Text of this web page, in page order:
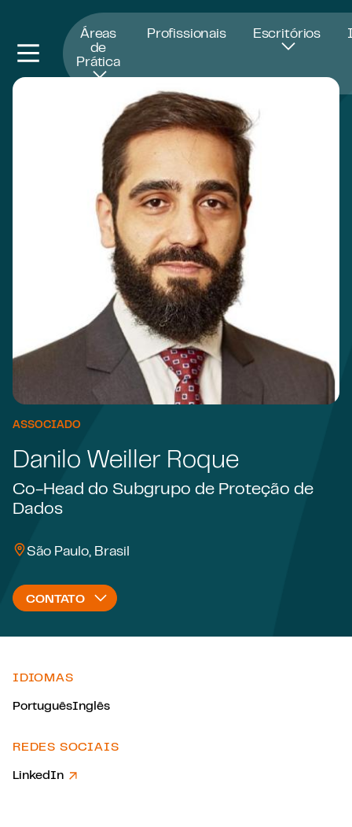
Áreas
de
Prática
Profissionais Escritórios
ASSOCIADO
Danilo Weiller Roque
Co-Head do Subgrupo de Proteção de
Dados
São Paulo, Brasil
CONTATO
IDIOMAS
PortuguêsInglês
REDES SOCIAIS
LinkedIn
Abre numa nova janela